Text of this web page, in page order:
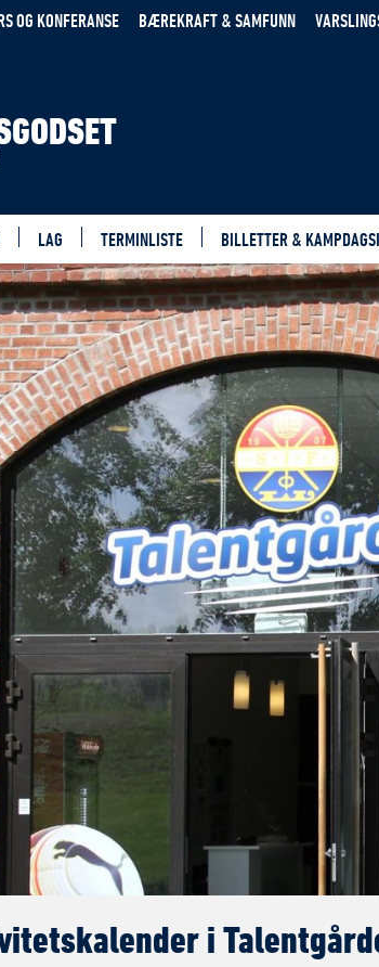
OG KONFERANSE BÆREKRAFT & SAMFUNN
LAG TERMINLISTE BILLETTER &
i